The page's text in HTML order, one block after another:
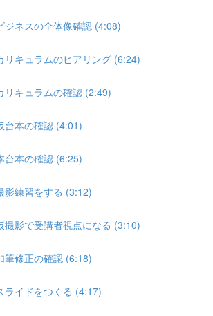
ジネスの全体像確認 (4:08)
リキュラムのヒアリング (6:24)
リキュラムの確認 (2:49)
台本の確認 (4:01)
台本の確認 (6:25)
影練習をする (3:12)
撮影で受講者視点になる (3:10)
筆修正の確認 (6:18)
ライドをつくる (4:17)